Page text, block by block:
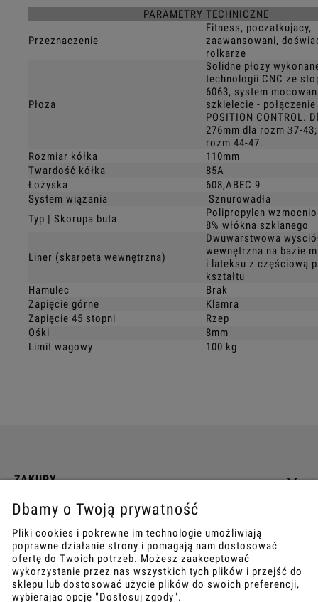
PARAMETRY TECHNICZNE
Przeznaczenie
Fitness, poczatkujacy,
zaawansowani,
rolkarze
Płoza
Solidne płozy
technologii CNC ze
6063, system
szkielecie - połączenie
POSITION CONTROL.
276mm dla rozm З7-
rozm 44-47.
Rozmiar kółka
110mm
Twardość kółka
85A
Łożyska
608,ABEC 9
System wiązania
Sznurowadła
Typ | Skorupa buta
Polipropylen
8% włókna szklanego
Liner (skarpeta wewnętrzna)
Dwuwarstwowa
wewnętrzna na bazie
i lateksu z częściową
kształtu
Hamulec
Brak
Zapięcie górne
Klamra
Zapięcie 45 stopni
Rzep
Ośki
8mm
Limit wagowy
100 kg
ZAKUPY
INFO
REGULAMINY
Dbamy o Twoją prywatność
Pliki cookies i pokrewne im technologie umożliwiają
poprawne działanie strony i pomagają nam dostosować
ofertę do Twoich potrzeb. Możesz zaakceptować
wykorzystanie przez nas wszystkich tych plików i przejść do
sklepu lub dostosować użycie plików do swoich preferencji,
wybierając opcję "Dostosuj zgody".